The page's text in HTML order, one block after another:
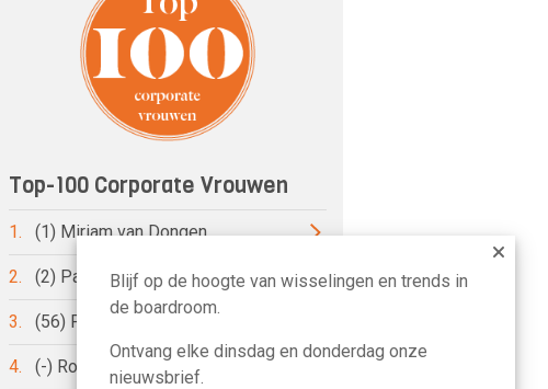
Top-100 Corporate Vrouwen
1. (1) Miriam van Dongen
2. (2) Pauline van der Meer Mohr
3. (56) Petri Hofsté
4. (-) Roelien Ritsema van Eck
Blijf op de hoogte van wisselingen en trends in
de boardroom.
Ontvang elke dinsdag en donderdag onze
nieuwsbrief.